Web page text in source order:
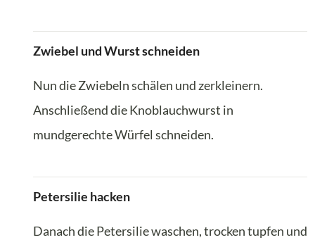
Zwiebel und Wurst schneiden
Nun die Zwiebeln schälen und zerkleinern.
Anschließend die Knoblauchwurst in
mundgerechte Würfel schneiden.
Petersilie hacken
Danach die Petersilie waschen, trocken tupfen und